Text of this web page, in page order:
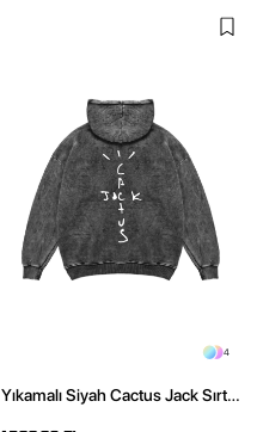
4
Yıkamalı Siyah Cactus Jack Sırt